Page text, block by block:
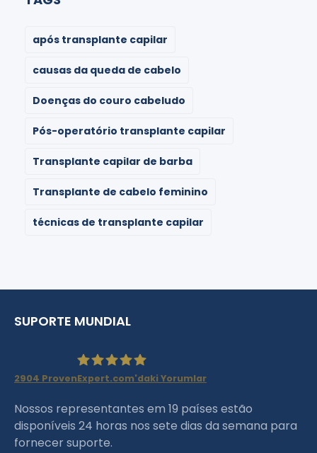
após transplante capilar
causas da queda de cabelo
Doenças do couro cabeludo
Pós-operatório transplante capilar
Transplante capilar de barba
Transplante de cabelo feminino
técnicas de transplante capilar
SUPORTE MUNDIAL
Haartransplantation Istanbul
2904 ProvenExpert.com'daki Yorumlar
Nossos representantes em 19 países estão
disponíveis 24 horas nos sete dias da semana para
fornecer suporte.